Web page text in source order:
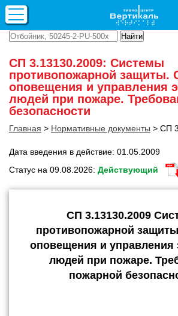
СП 3.13130.2009: Системы
противопожарной защиты.
оповещения и управления
людей при пожаре.
безопасности
Главная > Нормативные документы > СП
Дата введения в действие: 01.05.2009
Статус на 09.08.2026: Действующий
СП 3.13130.2009
противопожарной
оповещения и управления
людей при пожаре.
пожарной